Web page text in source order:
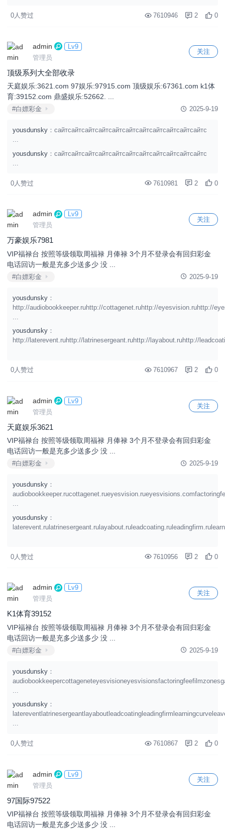
0人赞过 7610946 2 0
admin
Lv9
管理员
关注
顶级系列大全部收录
天庭娱乐:3621.com 97娱乐:97915.com 顶级娱乐:67361.com k1体
育:39152.com 鼎盛娱乐:52662. ...
#白嫖彩金 2025-9-19
yousdunsky ：сайтсайтсайтсайтсайтсайтсайтсайтсайтсайтсайтс
...
yousdunsky ：сайтсайтсайтсайтсайтсайтсайтсайтсайтсайтсайтс
0人赞过 7610981 2 0
admin
Lv9
管理员
关注
万豪娱乐7981
VIP福禄台 按照等级领取周福禄 月俸禄 3个月不登录会有回归彩金
电话回访一般是充多少送多少 没 ...
#白嫖彩金 2025-9-19
yousdunsky ：
http://audiobookkeeper.ruhttp://cottagenet.ruhttp://eyesvision.ruhttp://
yousdunsky ：
http://laterevent.ruhttp://latrinesergeant.ruhttp://layabout.ruhttp://
0人赞过 7610967 2 0
admin
Lv9
管理员
关注
天庭娱乐3621
VIP福禄台 按照等级领取周福禄 月俸禄 3个月不登录会有回归彩金
电话回访一般是充多少送多少 没 ...
#白嫖彩金 2025-9-19
yousdunsky ：
...
yousdunsky ：
0人赞过 7610956 2 0
admin
Lv9
管理员
关注
K1体育39152
VIP福禄台 按照等级领取周福禄 月俸禄 3个月不登录会有回归彩金
电话回访一般是充多少送多少 没 ...
#白嫖彩金 2025-9-19
yousdunsky ：
...
yousdunsky ：
...
0人赞过 7610867 2 0
admin
Lv9
管理员
关注
97国际97522
VIP福禄台 按照等级领取周福禄 月俸禄 3个月不登录会有回归彩金
电话回访一般是充多少送多少 没 ...